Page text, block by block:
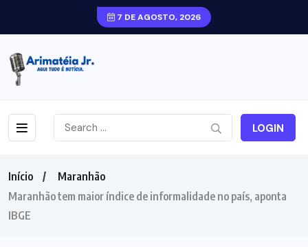
7 DE AGOSTO, 2026
LOGIN
Início
Maranhão
Maranhão tem maior índice de informalidade no país, aponta
IBGE